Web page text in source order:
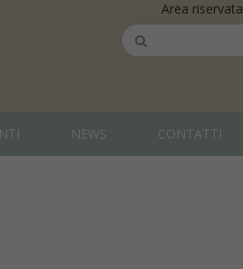
Area riservata
NEWS CONTATTI